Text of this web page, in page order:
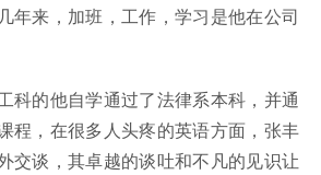
年来，加班，工作，学习是他在公司
科的他自学通过了法律系本科，并通
程，在很多人头疼的英语方面，张丰
交谈，其卓越的谈吐和不凡的见识让